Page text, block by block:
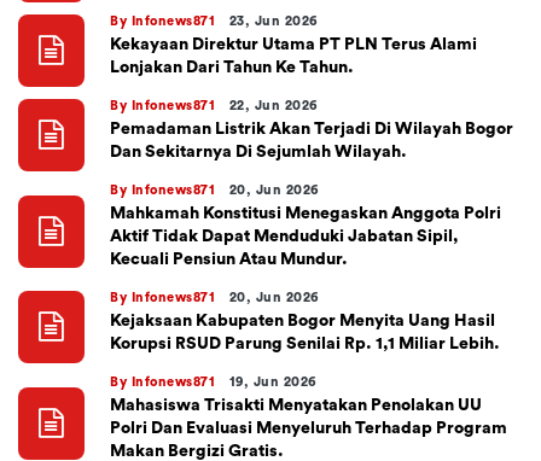
By Infonews871 23, Jun 2026
Kekayaan Direktur Utama PT PLN Terus Alami
Lonjakan Dari Tahun Ke Tahun.
By Infonews871 22, Jun 2026
Pemadaman Listrik Akan Terjadi Di Wilayah Bogor
Dan Sekitarnya Di Sejumlah Wilayah.
By Infonews871 20, Jun 2026
Mahkamah Konstitusi Menegaskan Anggota Polri
Aktif Tidak Dapat Menduduki Jabatan Sipil,
Kecuali Pensiun Atau Mundur.
By Infonews871 20, Jun 2026
Kejaksaan Kabupaten Bogor Menyita Uang Hasil
Korupsi RSUD Parung Senilai Rp. 1,1 Miliar Lebih.
By Infonews871 19, Jun 2026
Mahasiswa Trisakti Menyatakan Penolakan UU
Polri Dan Evaluasi Menyeluruh Terhadap Program
Makan Bergizi Gratis.